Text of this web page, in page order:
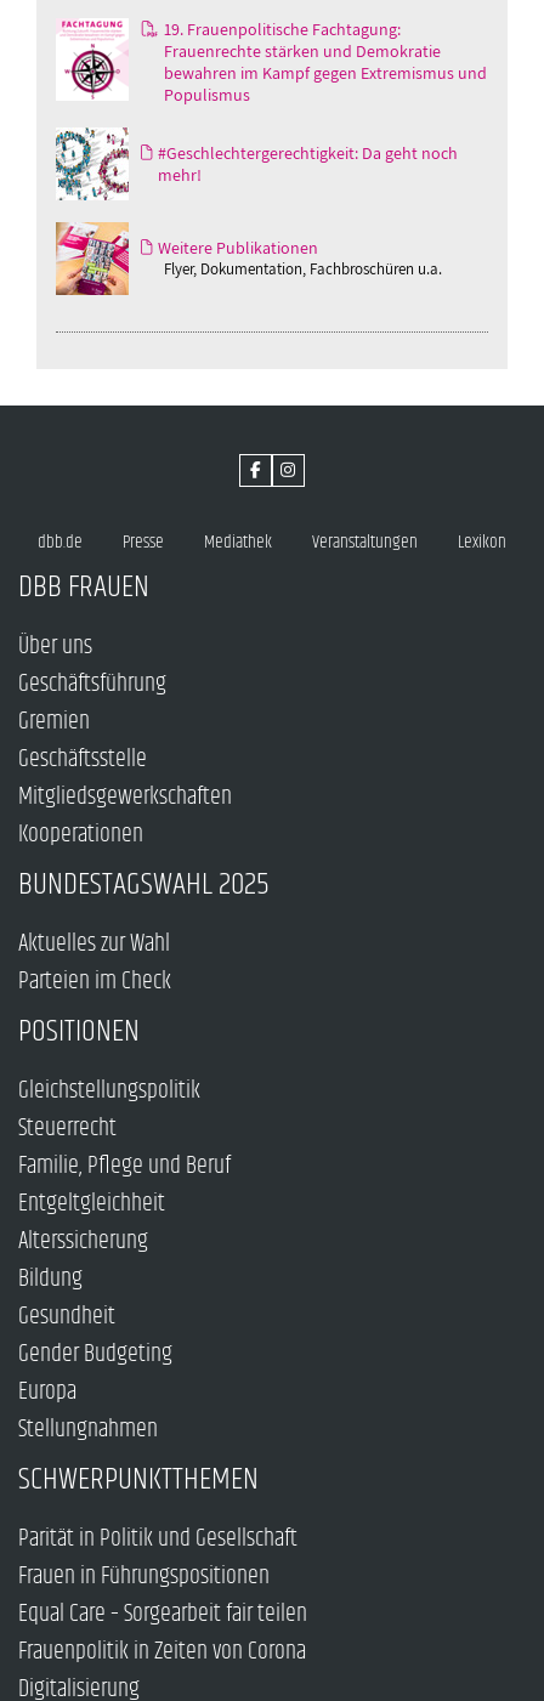
19. Frauenpolitische Fachtagung:
Frauenrechte stärken und Demokratie
bewahren im Kampf gegen Extremismus und
Populismus
#Geschlechtergerechtigkeit: Da geht noch
mehr!
Weitere Publikationen
Flyer, Dokumentation, Fachbroschüren u.a.
dbb.de Presse Mediathek Veranstaltungen Lexikon
DBB FRAUEN
Über uns
Geschäftsführung
Gremien
Geschäftsstelle
Mitgliedsgewerkschaften
Kooperationen
BUNDESTAGSWAHL 2025
Aktuelles zur Wahl
Parteien im Check
POSITIONEN
Gleichstellungspolitik
Steuerrecht
Familie, Pflege und Beruf
Entgeltgleichheit
Alterssicherung
Bildung
Gesundheit
Gender Budgeting
Europa
Stellungnahmen
SCHWERPUNKTTHEMEN
Parität in Politik und Gesellschaft
Frauen in Führungspositionen
Equal Care – Sorgearbeit fair teilen
Frauenpolitik in Zeiten von Corona
Digitalisierung